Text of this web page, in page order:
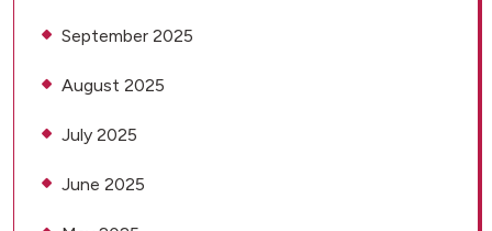
September 2025
August 2025
July 2025
June 2025